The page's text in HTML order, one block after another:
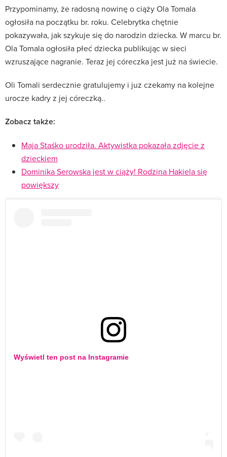
Przypominamy, że radosną nowinę o ciąży Ola Tomala
ogłosiła na początku br. roku. Celebrytka chętnie
pokazywała, jak szykuje się do narodzin dziecka. W marcu br.
Ola Tomala ogłosiła płeć dziecka publikując w sieci
wzruszające nagranie. Teraz jej córeczka jest już na świecie.
Oli Tomali serdecznie gratulujemy i juz czekamy na kolejne
urocze kadry z jej córeczką..
Zobacz także:
Maja Staśko urodziła. Aktywistka pokazała zdjęcie z
dzieckiem
Dominika Serowska jest w ciąży! Rodzina Hakiela się
powiększy
Wyświetl ten post na Instagramie